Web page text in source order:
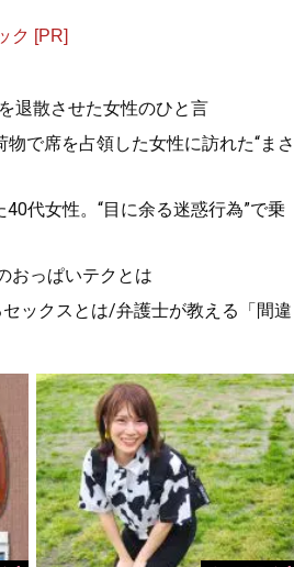
ク [PR]
退散させた女性のひと言
で席を占領した女性に訪れた“まさ
代女性。“目に余る迷惑行為”で乗
おっぱいテクとは
ックスとは/弁護士が教える「間違